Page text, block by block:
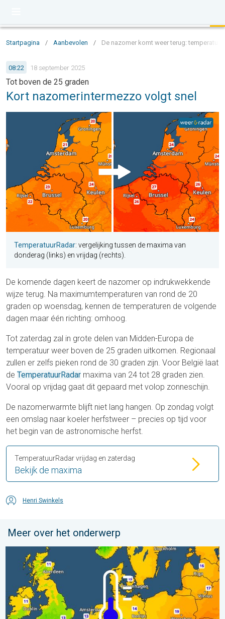
Startpagina / Aanbevolen / De nazomer komt weer terug:
08:22 18 september 2025
Tot boven de 25 graden
Kort nazomerintermezzo volgt snel
TemperatuurRadar: vergelijking tussen de maxima van
donderag (links) en vrijdag (rechts).
De komende dagen keert de nazomer op indrukwekkende
wijze terug. Na maximumtemperaturen van rond de 20
graden op woensdag, kennen de temperaturen de volgende
dagen maar één richting: omhoog.
Tot zaterdag zal in grote delen van Midden-Europa de
temperatuur weer boven de 25 graden uitkomen. Regionaal
zullen er zelfs pieken rond de 30 graden zijn. Voor België laat
de TemperatuurRadar maxima van 24 tot 28 graden zien.
Vooral op vrijdag gaat dit gepaard met volop zonneschijn.
De nazomerwarmte blijft niet lang hangen. Op zondag volgt
een omslag naar koeler herfstweer – precies op tijd voor
het begin van de astronomische herfst.
Bekijk de maxima
TemperatuurRadar vrijdag en zaterdag
Henri Swinkels
Meer over het onderwerp
Er komen koelere nachten aan. West- en Midden-Europa. . .